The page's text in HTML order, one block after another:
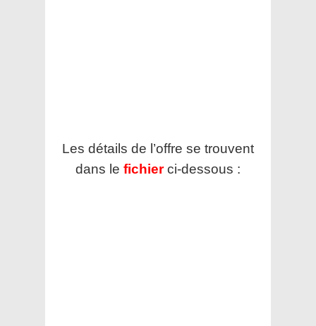
Les détails de l’offre se trouvent
dans le fichier ci-dessous :